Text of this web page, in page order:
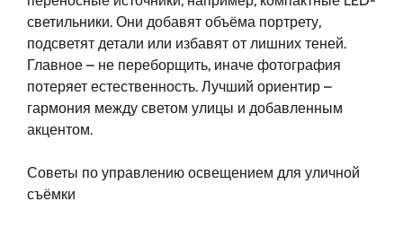
светильники. Они добавят объёма портрету,
подсветят детали или избавят от лишних теней.
Главное – не переборщить, иначе фотография
потеряет естественность. Лучший ориентир –
гармония между светом улицы и добавленным
акцентом.
Советы по управлению освещением для уличной
съёмки